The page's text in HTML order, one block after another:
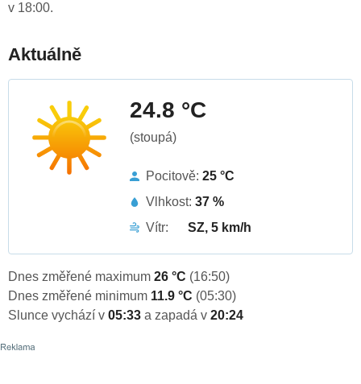
v 18:00.
Aktuálně
24.8 °C
(stoupá)
Pocitově: 25 °C
Vlhkost: 37 %
Vítr:
SZ, 5 km/h
Dnes změřené maximum 26 °C (16:50)
Dnes změřené minimum 11.9 °C (05:30)
Slunce vychází v 05:33 a zapadá v 20:24